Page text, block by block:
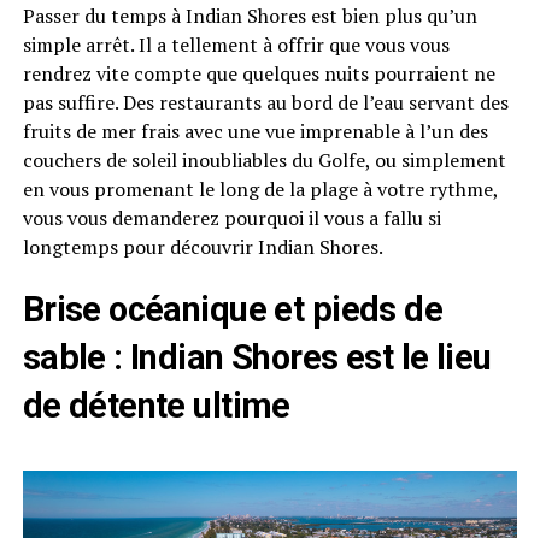
Passer du temps à Indian Shores est bien plus qu’un
simple arrêt. Il a tellement à offrir que vous vous
rendrez vite compte que quelques nuits pourraient ne
pas suffire. Des restaurants au bord de l’eau servant des
fruits de mer frais avec une vue imprenable à l’un des
couchers de soleil inoubliables du Golfe, ou simplement
en vous promenant le long de la plage à votre rythme,
vous vous demanderez pourquoi il vous a fallu si
longtemps pour découvrir Indian Shores.
Brise océanique et pieds de
sable : Indian Shores est le lieu
de détente ultime